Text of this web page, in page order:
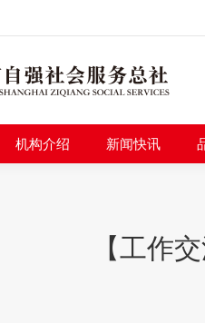
机构介绍 新闻快讯
【工作
首页 机构介绍 新